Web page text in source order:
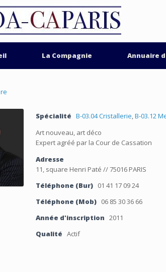
La Compagnie Annuaire
Spécialité B-03.04 Cristallerie,B-03.12
Art nouveau, art déco
Expert agréé par la Cour de Cassation
Adresse
11, square Henri Paté // 75016 PARIS
Téléphone (Bur) 01 41 17 09 24
Téléphone (Mob) 06 85 30 36 66
Année d'inscription 2011
Qualité Actif